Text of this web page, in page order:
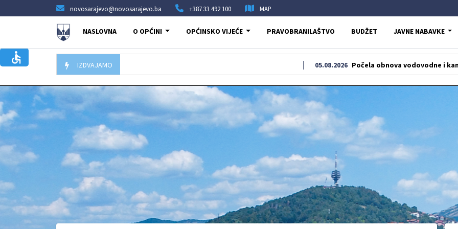
novosarajevo@novosarajevo.ba +387 33 492 100 MAP
NASLOVNA O OPĆINI OPĆINSKO VIJEĆE PRAVOBRANILAŠTVO BUDŽET JAVNE NABAVKE
IZDVAJAMO Počela obnova vodovodne i kanalizacione